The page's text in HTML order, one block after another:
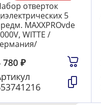
отверток
5
MAXXPROvde
WITTE /
780₽